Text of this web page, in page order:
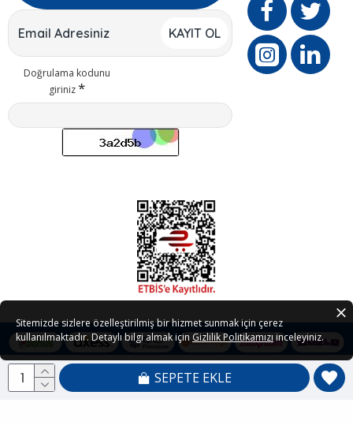
SEPETE EKLE
KAYIT OL
Doğrulama kodunu
giriniz
Copyright © 2021 - 2026 Petedor.com Tüm Hakları Saklıdır
Sitemizde sizlere özelleştirilmiş bir hizmet sunmak için çerez
kullanılmaktadır. Detaylı bilgi almak için Gizlilik Politikamızı inceleyiniz.